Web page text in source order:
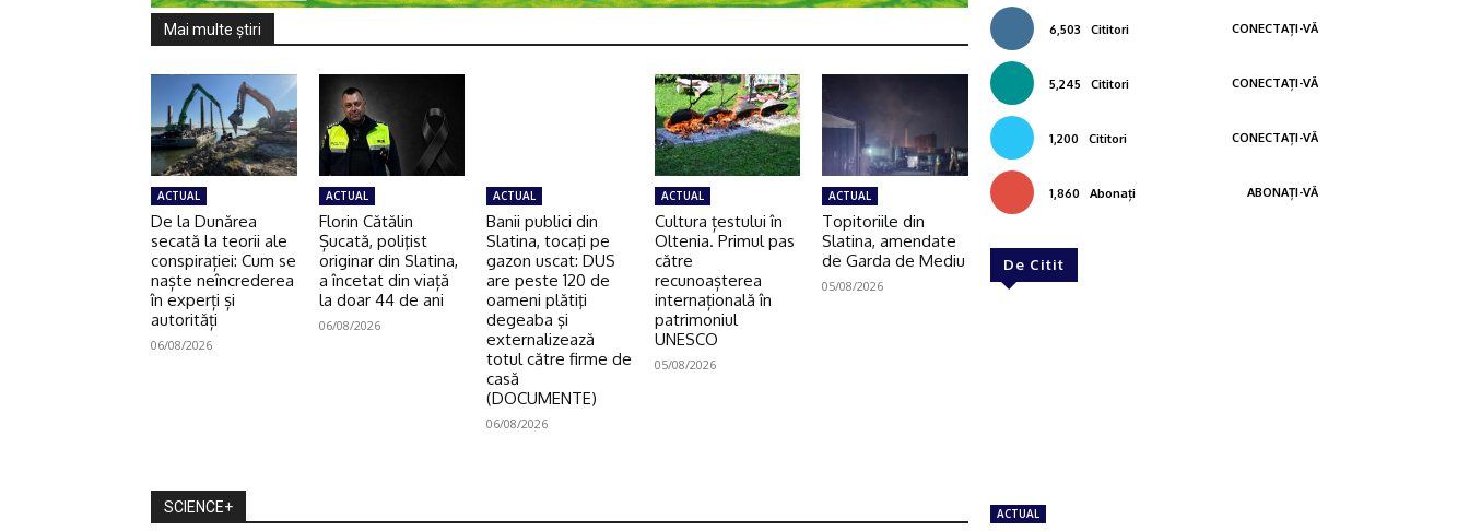
Mai multe ştiri
ACTUAL
De la Dunărea
secată la teorii ale
conspirației: Cum se
naște neîncrederea
în experți și
autorități
06/08/2026
ACTUAL
Florin Cătălin
Șucată, poliţist
originar din Slatina,
a încetat din viață
la doar 44 de ani
06/08/2026
ACTUAL
Banii publici din
Slatina, tocaţi pe
gazon uscat: DUS
are peste 120 de
oameni plătiţi
degeaba şi
externalizează
totul către firme de
casă
(DOCUMENTE)
06/08/2026
ACTUAL
Cultura țestului în
Oltenia. Primul pas
către
recunoașterea
internațională în
patrimoniul
UNESCO
05/08/2026
ACTUAL
Topitoriile din
Slatina, amendate
de Garda de Mediu
05/08/2026
SCIENCE+
6,503 Cititori CONECTAȚI-VĂ
5,245 Cititori CONECTAȚI-VĂ
1,200 Cititori CONECTAȚI-VĂ
1,860 Abonați ABONAȚI-VĂ
De Citit
ACTUAL